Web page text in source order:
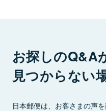
お探しのQ&A
見つからない
日本郵便は、お客さまの声